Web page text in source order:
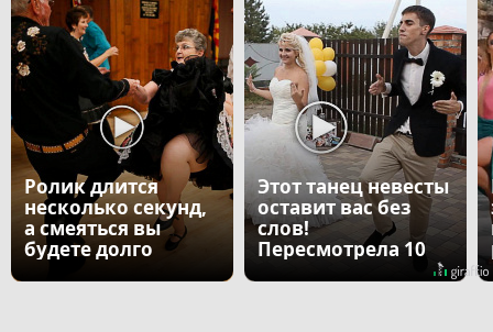
Ролик длится
несколько секунд,
а смеяться вы
будете долго
Этот танец невесты
оставит вас без
слов!
Пересмотрела 10